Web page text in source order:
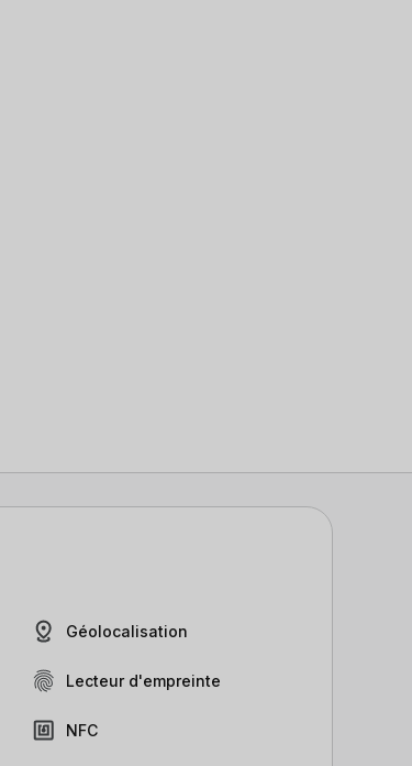
Géolocalisation
Lecteur d'empreinte
NFC